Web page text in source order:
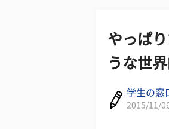
やっぱ
うな世
学生の窓
2015/11/